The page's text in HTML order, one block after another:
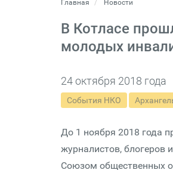
Главная Новости
В Котласе
молодых
24 октября 2018 года
События НКО
До 1 ноября 2018 года
журналистов, блогеров
Союзом общественных